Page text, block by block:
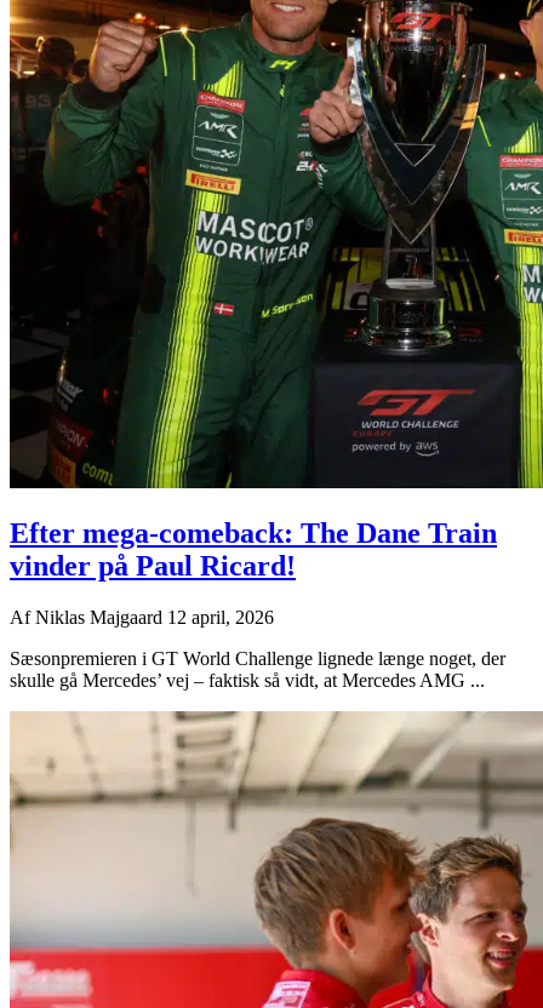
Efter mega-comeback: The Dane Train
vinder på Paul Ricard!
AfNiklas Majgaard 12 april, 2026
Sæsonpremieren i GT World Challenge lignede længe noget, der
skulle gå Mercedes’ vej – faktisk så vidt, at Mercedes AMG ...